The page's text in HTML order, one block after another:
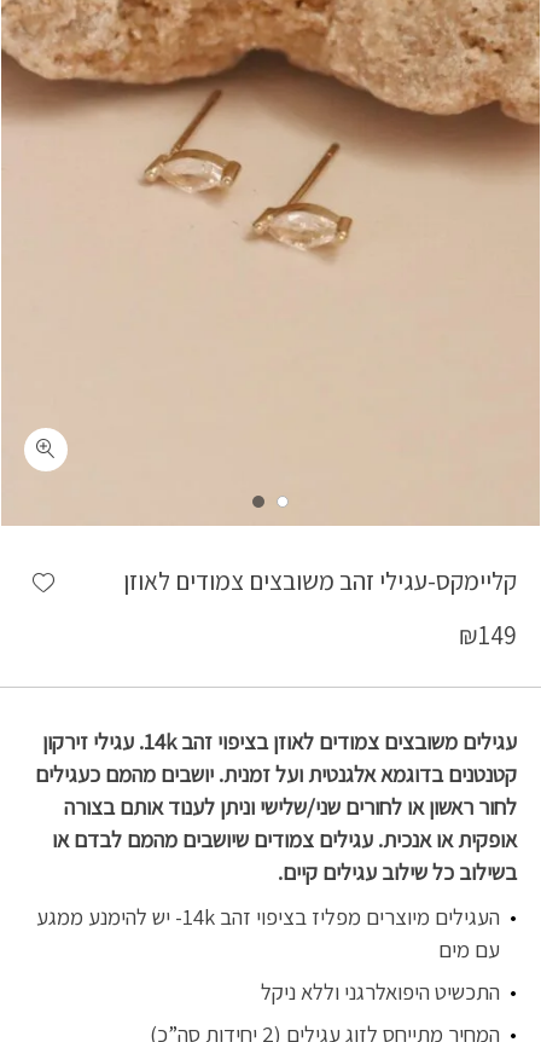
קליימקס-עגילי זהב משובצים צמודים לאוזן
₪149
עגילים משובצים צמודים לאוזן בציפוי זהב 14k. עגילי זירקון
קטנטנים בדוגמא אלגנטית ועל זמנית. יושבים מהמם כעגילים
לחור ראשון או לחורים שני/שלישי וניתן לענוד אותם בצורה
אופקית או אנכית. עגילים צמודים שיושבים מהמם לבדם או
בשילוב כל שילוב עגילים קיים.
העגילים מיוצרים מפליז בציפוי זהב 14k- יש להימנע ממגע
עם מים
התכשיט היפואלרגני וללא ניקל
המחיר מתייחס לזוג עגילים (2 יחידות סה”כ)